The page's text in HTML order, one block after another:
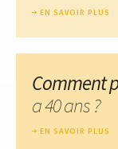
EN SAVOIR PLUS
Comment
a 40 ans ?
EN SAVOIR PLUS